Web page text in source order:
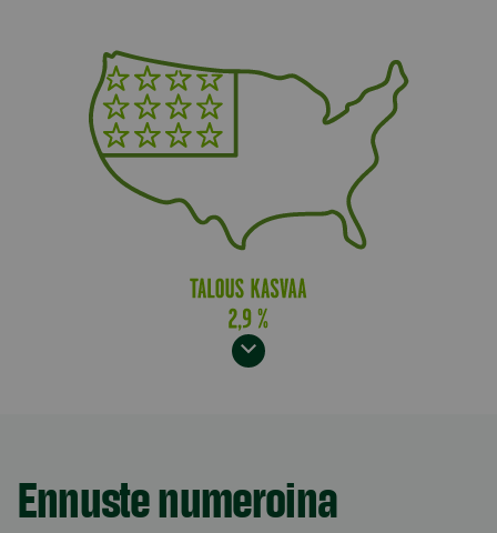
Ennuste numeroina